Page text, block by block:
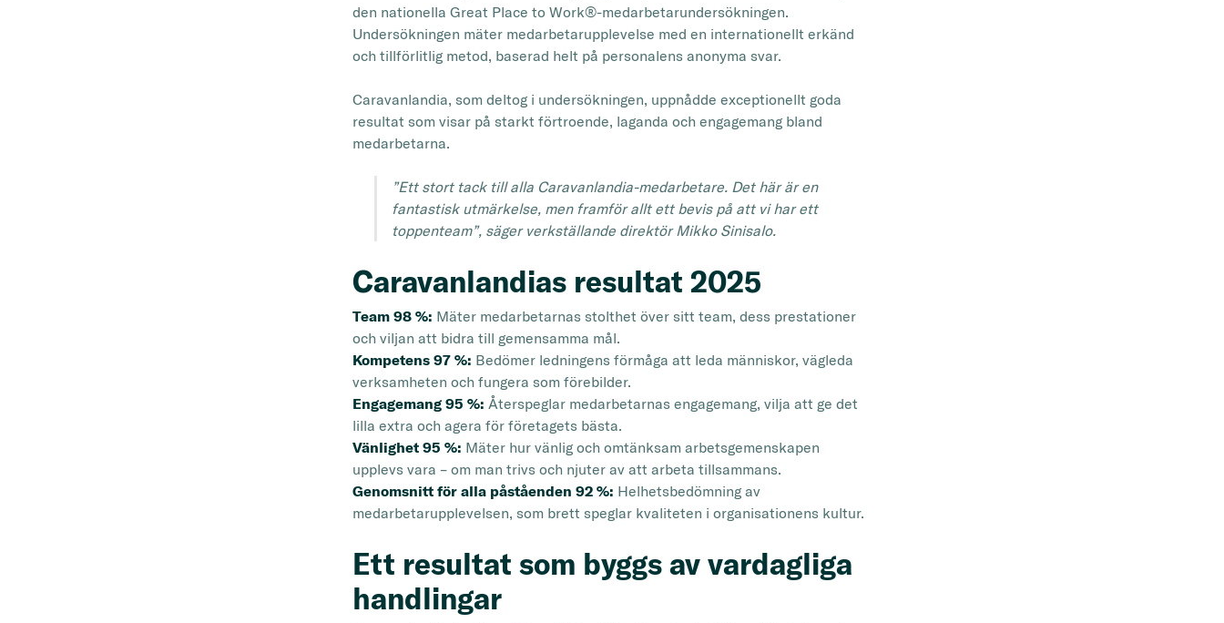
den nationella Great Place to Work®-medarbetarundersökningen.
Undersökningen mäter medarbetarupplevelse med en internationellt erkänd
och tillförlitlig metod, baserad helt på personalens anonyma svar.
Caravanlandia, som deltog i undersökningen, uppnådde exceptionellt goda
resultat som visar på starkt förtroende, laganda och engagemang bland
medarbetarna.
”Ett stort tack till alla Caravanlandia-medarbetare. Det här är en
fantastisk utmärkelse, men framför allt ett bevis på att vi har ett
toppenteam”, säger verkställande direktör Mikko Sinisalo.
Caravanlandias resultat 2025
Team 98 %: Mäter medarbetarnas stolthet över sitt team, dess prestationer
och viljan att bidra till gemensamma mål.
Kompetens 97 %: Bedömer ledningens förmåga att leda människor, vägleda
verksamheten och fungera som förebilder.
Engagemang 95 %: Återspeglar medarbetarnas engagemang, vilja att ge det
lilla extra och agera för företagets bästa.
Vänlighet 95 %: Mäter hur vänlig och omtänksam arbetsgemenskapen
upplevs vara – om man trivs och njuter av att arbeta tillsammans.
Genomsnitt för alla påståenden 92 %: Helhetsbedömning av
medarbetarupplevelsen, som brett speglar kvaliteten i organisationens kultur.
Ett resultat som byggs av vardagliga
handlingar